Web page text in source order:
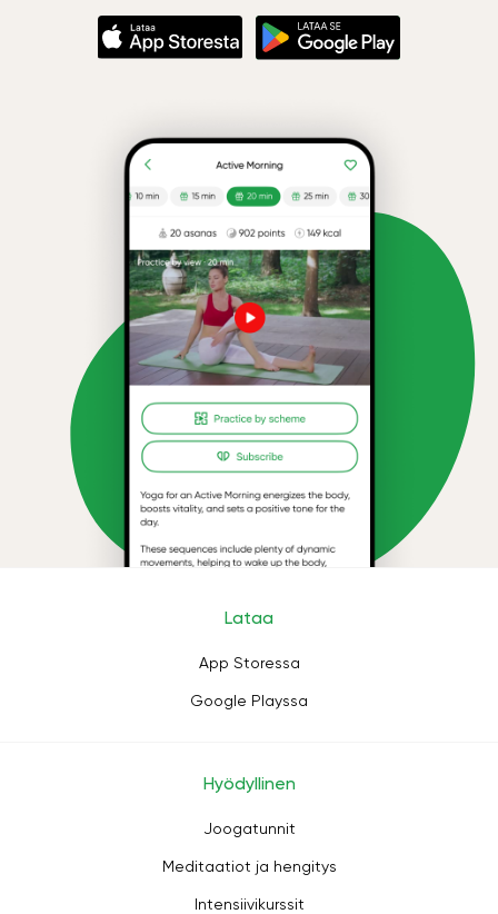
Lataa
App Storessa
Google Playssa
Hyödyllinen
Joogatunnit
Meditaatiot ja hengitys
Intensiivikurssit